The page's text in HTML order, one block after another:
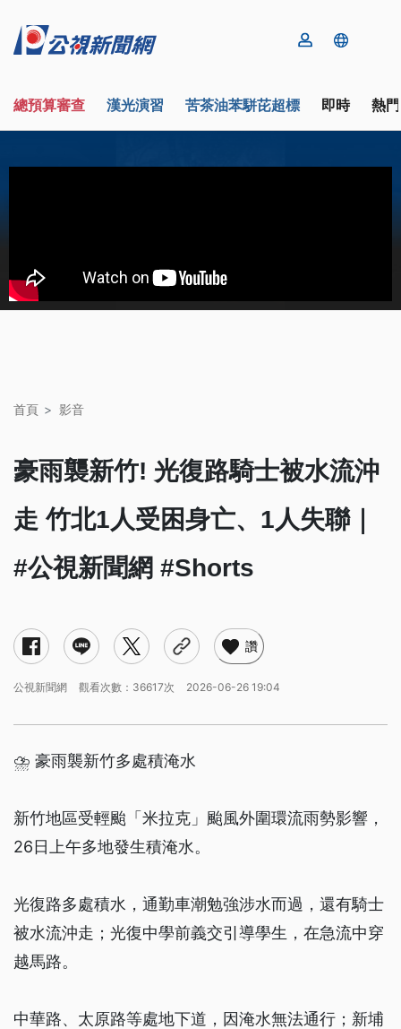
總預算審查 漢光演習 苦茶油苯駢芘超標 即時 熱
首頁 影音
豪雨襲新竹! 光復路騎士被水流沖
走 竹北1人受困身亡、1人失聯｜
#公視新聞網 #Shorts
讚
公視新聞網 觀看次數：36617次 2026-06-26 19:04
⛈️ 豪雨襲新竹多處積淹水
新竹地區受輕颱「米拉克」颱風外圍環流雨勢影響，
26日上午多地發生積淹水。
光復路多處積水，通勤車潮勉強涉水而過，還有騎士
被水流沖走；光復中學前義交引導學生，在急流中穿
越馬路。
中華路、太原路等處地下道，因淹水無法通行；新埔